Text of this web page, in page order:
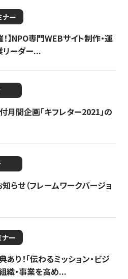
ナー
！】NPO専門WEBサイト制作・運
リーダー...
間企画「キフレター2021」の
らせ（フレームワークバージョ
ナー
あり！「伝わるミッション・ビジ
織・事業を高め...